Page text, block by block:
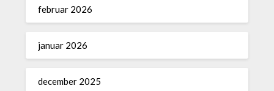
februar 2026
januar 2026
december 2025